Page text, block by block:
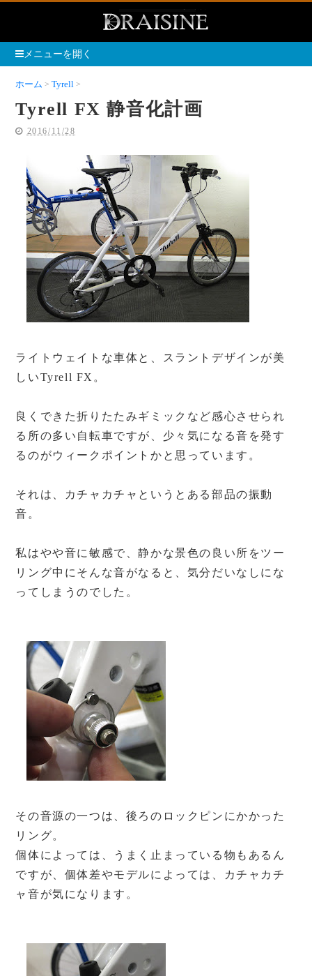
メニューを開く
ホーム Tyrell
Tyrell FX 静音化計画
2016/11/28
ライトウェイトな車体と、スラントデザインが美
しいTyrell FX。
良くできた折りたたみギミックなど感心させられ
る所の多い自転車ですが、少々気になる音を発す
るのがウィークポイントかと思っています。
それは、カチャカチャというとある部品の振動
音。
私はやや音に敏感で、静かな景色の良い所をツー
リング中にそんな音がなると、気分だいなしにな
ってしまうのでした。
その音源の一つは、後ろのロックピンにかかった
リング。
個体によっては、うまく止まっている物もあるん
ですが、個体差やモデルによっては、カチャカチ
ャ音が気になります。